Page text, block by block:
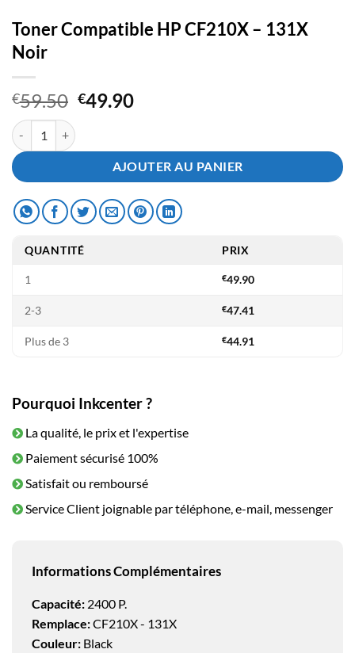
Toner Compatible HP CF210X – 131X
Noir
€59.50 Le
était :
€59.50.
€49.90Le
est :
€49.90.
quantité de Toner Compatible HP CF210X - 131X Noir
AJOUTER AU PANIER
QUANTITÉ PRIX
1 €49.90
2-3 €47.41
Plus de 3 €44.91
Pourquoi Inkcenter ?
La qualité, le prix et l'expertise
Paiement sécurisé 100%
Satisfait ou remboursé
Service Client joignable par téléphone, e-mail, messenger
Informations Complémentaires
Capacité: 2400 P.
Remplace:CF210X - 131X
Couleur: Black